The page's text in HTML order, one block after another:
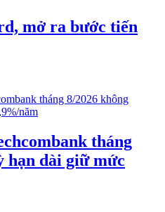
mở ra bước tiến
tháng
hạn dài giữ mức